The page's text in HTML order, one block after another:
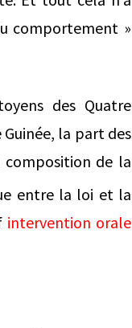
comportement »
des Quatre
la part des
de la
entre la loi et la
intervention orale